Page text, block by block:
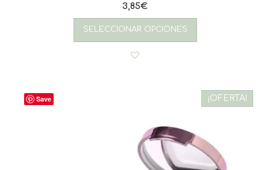
3,85€
SELECCIONAR OPCIONES
Save ¡OFERTA!